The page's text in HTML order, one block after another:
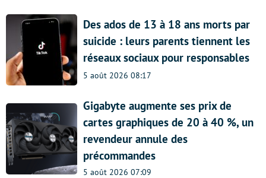
Des ados de 13 à 18 ans morts par
suicide : leurs parents tiennent les
réseaux sociaux pour responsables
5 août 2026 08:17
Gigabyte augmente ses prix de
cartes graphiques de 20 à 40 %, un
revendeur annule des
précommandes
5 août 2026 07:09